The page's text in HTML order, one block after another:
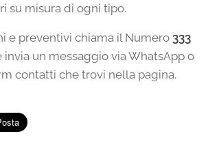
su misura di ogni tipo.
e preventivi chiama il Numero 333
invia un messaggio via WhatsApp o
contatti che trovi nella pagina.